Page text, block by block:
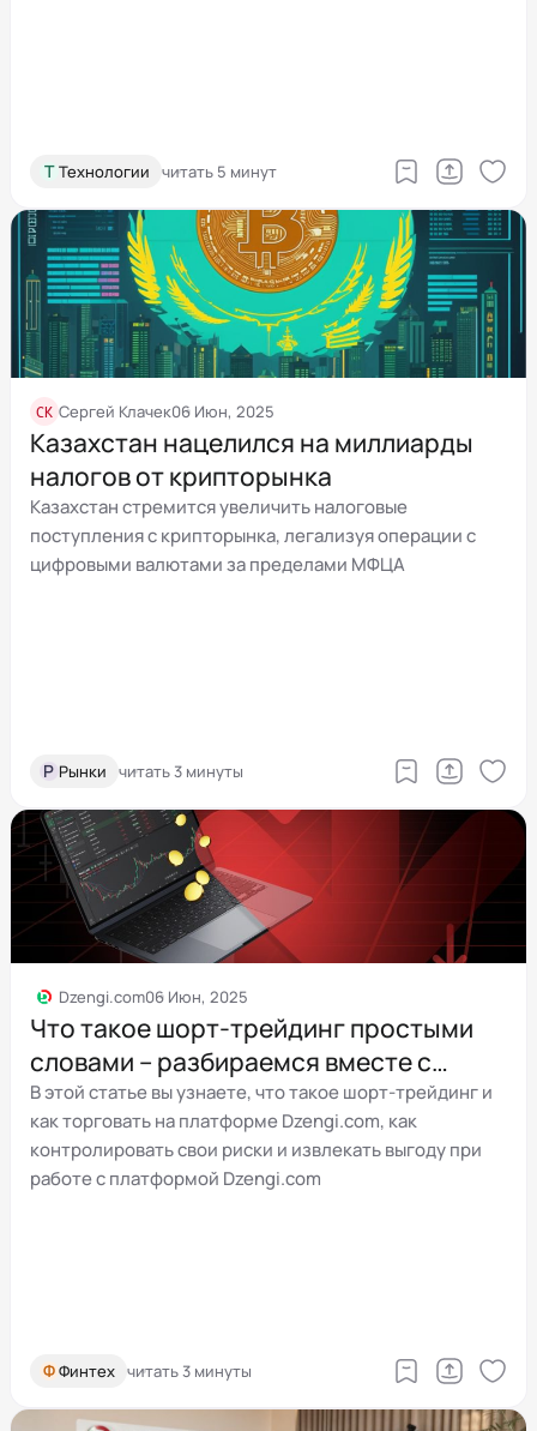
Т Технологии читать 5 минут
СК Сергей Клачек06 Июн, 2025
Казахстан нацелился на миллиарды
налогов от крипторынка
Казахстан стремится увеличить налоговые
поступления с крипторынка, легализуя операции с
цифровыми валютами за пределами МФЦА
Р Рынки читать 3 минуты
Dzengi.com06 Июн, 2025
Что такое шорт-трейдинг простыми
словами – разбираемся вместе с
Dzengi.com
В этой статье вы узнаете, что такое шорт-трейдинг и
как торговать на платформе Dzengi.com, как
контролировать свои риски и извлекать выгоду при
работе с платформой Dzengi.com
ФФинтех читать 3 минуты